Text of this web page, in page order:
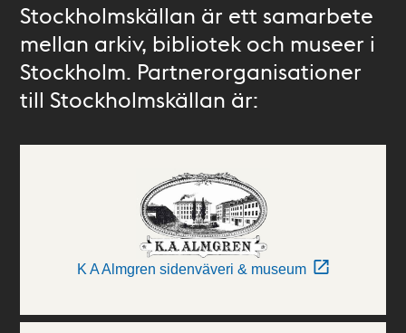
Stockholmskällan är ett samarbete
mellan arkiv, bibliotek och museer i
Stockholm. Partnerorganisationer
till Stockholmskällan är:
K A Almgren sidenväveri & museum